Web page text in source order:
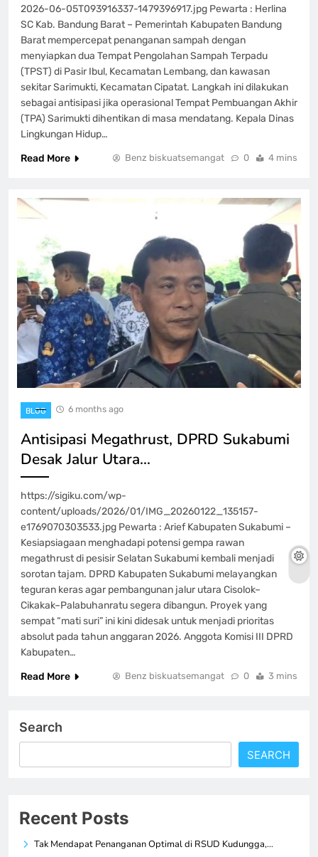
2026-06-05T093916337-1479396917.jpg Pewarta : Herlina
SC Kab. Bandung Barat – Pemerintah Kabupaten Bandung
Barat mempercepat penanganan sampah dengan
menyiapkan dua Tempat Pengolahan Sampah Terpadu
(TPST) di Pasir Ibul, Kecamatan Lembang, dan kawasan
sekitar Sarimukti, Kecamatan Cipatat. Langkah ini dilakukan
sebagai antisipasi jika operasional Tempat Pembuangan Akhir
(TPA) Sarimukti dihentikan di masa mendatang. Kepala Dinas
Lingkungan Hidup…
Read More
Benz biskuatsemangat 0 4 mins
BLOG 6 months ago
Antisipasi Megathrust, DPRD Sukabumi
Desak Jalur Utara…
https://sigiku.com/wp-
content/uploads/2026/01/IMG_20260122_135157-
e1769070303533.jpg Pewarta : Arief Kabupaten Sukabumi –
Kesiapsiagaan menghadapi potensi gempa rawan
megathrust di pesisir Selatan Sukabumi kembali menjadi
sorotan tajam. DPRD Kabupaten Sukabumi melayangkan
teguran keras agar pembangunan jalur utara Cisolok–
Cikakak–Palabuhanratu segera dibangun. Proyek yang
sempat “mati suri” ini kini didesak untuk menjadi prioritas
absolut pada tahun anggaran 2026. Anggota Komisi III DPRD
Kabupaten…
Read More
Benz biskuatsemangat 0 3 mins
Search
SEARCH
Recent Posts
Tak Mendapat Penanganan Optimal di RSUD Kudungga,…